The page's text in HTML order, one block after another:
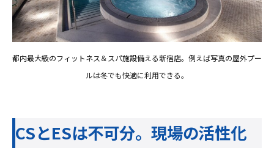
都内最大級のフィットネス＆スパ施設備える新宿店。例えば写真の屋外プー
ルは冬でも快適に利用できる。
CSとESは不可分。現場の活性化